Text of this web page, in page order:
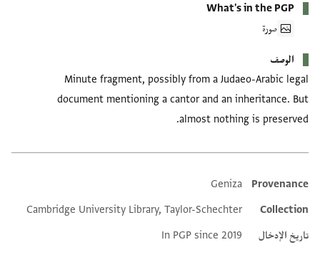
What's in the PGP
صورة
الوصف
Minute fragment, possibly from a Judaeo-Arabic legal
document mentioning a cantor and an inheritance. But
almost nothing is preserved.
Additional metadata
Provenance
Geniza
Collection
Cambridge University Library, Taylor-Schechter
تاريخ الإدخال
In PGP since 2019